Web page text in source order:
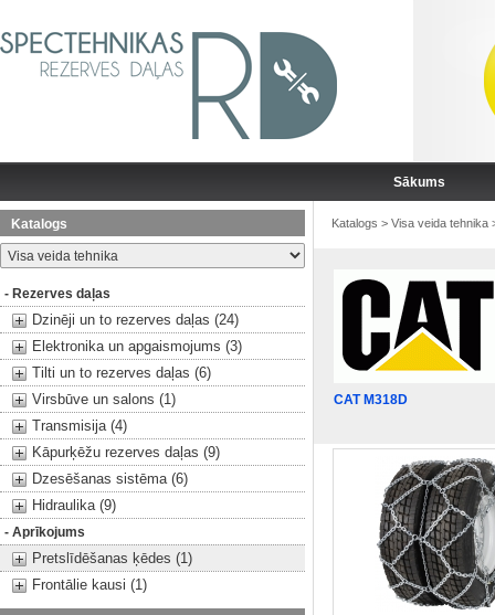
Sākums
Katalogs
- Rezerves daļas
Dzinēji un to rezerves daļas (24)
Elektronika un apgaismojums (3)
Tilti un to rezerves daļas (6)
Virsbūve un salons (1)
Transmisija (4)
Kāpurķēžu rezerves daļas (9)
Dzesēšanas sistēma (6)
Hidraulika (9)
- Aprīkojums
Pretslīdēšanas ķēdes (1)
Frontālie kausi (1)
Katalogs > Visa veida tehnika
CAT M318D